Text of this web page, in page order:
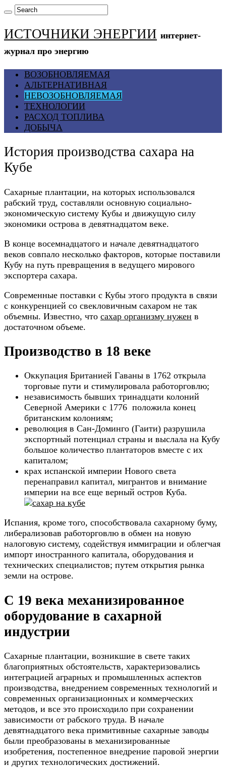
ИСТОЧНИКИ ЭНЕРГИИ интернет-
журнал про энергию
ВОЗОБНОВЛЯЕМАЯ
АЛЬТЕРНАТИВНАЯ
НЕВОЗОБНОВЛЯЕМАЯ
ТЕХНОЛОГИИ
РАСХОД ТОПЛИВА
ДОБЫЧА
История производства сахара на
Кубе
Сахарные плантации, на которых использовался
рабский труд, составляли основную социально-
экономическую систему Кубы и движущую силу
экономики острова в девятнадцатом веке.
В конце восемнадцатого и начале девятнадцатого
веков совпало несколько факторов, которые поставили
Кубу на путь превращения в ведущего мирового
экспортера сахара.
Современные поставки с Кубы этого продукта в связи
с конкуренцией со свекловичным сахаром не так
объемны. Известно, что сахар организму нужен в
достаточном объеме.
Производство в 18 веке
Оккупация Британией Гаваны в 1762 открыла
торговые пути и стимулировала работорговлю;
независимость бывших тринадцати колоний
Северной Америки с 1776 положила конец
британским колониям;
революция в Сан-Доминго (Гаити) разрушила
экспортный потенциал страны и выслала на Кубу
большое количество плантаторов вместе с их
капиталом;
крах испанской империи Нового света
перенаправил капитал, мигрантов и внимание
империи на все еще верный остров Куба.
Испания, кроме того, способствовала сахарному буму,
либерализовав работорговлю в обмен на новую
налоговую систему, содействуя иммиграции и облегчая
импорт иностранного капитала, оборудования и
технических специалистов; путем открытия рынка
земли на острове.
С 19 века механизированное
оборудование в сахарной
индустрии
Сахарные плантации, возникшие в свете таких
благоприятных обстоятельств, характеризовались
интеграцией аграрных и промышленных аспектов
производства, внедрением современных технологий и
современных организационных и коммерческих
методов, и все это происходило при сохранении
зависимости от рабского труда. В начале
девятнадцатого века примитивные сахарные заводы
были преобразованы в механизированные
изобретения, постепенное внедрение паровой энергии
и других технологических достижений.